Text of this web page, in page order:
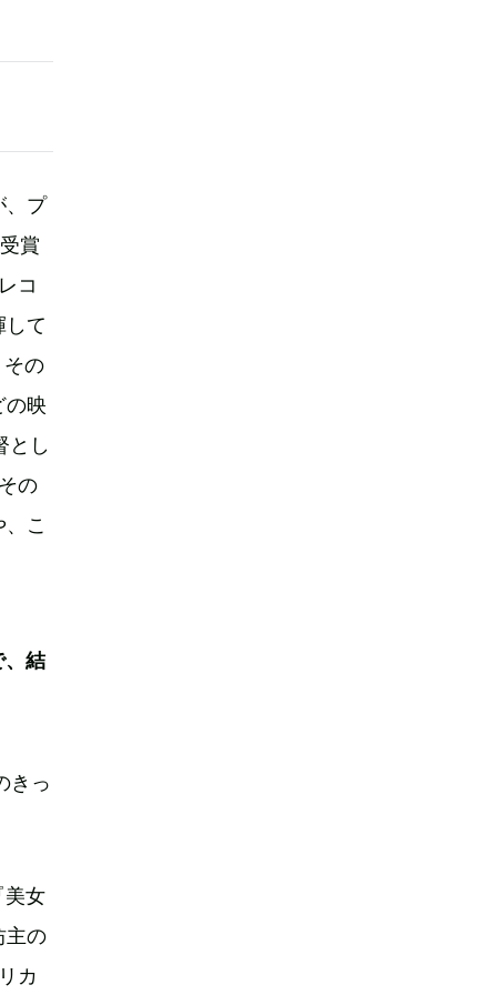
、プ
賞
コ
して
の
の映
とし
の
こ
、結
きっ
美女
主の
カ